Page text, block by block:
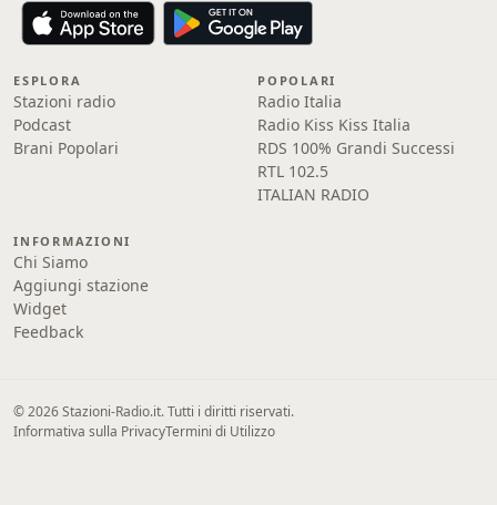
ESPLORA
Stazioni radio
Podcast
Brani Popolari
POPOLARI
Radio Italia
Radio Kiss Kiss Italia
RDS 100% Grandi Successi
RTL 102.5
ITALIAN RADIO
INFORMAZIONI
Chi Siamo
Aggiungi stazione
Widget
Feedback
© 2026 Stazioni-Radio.it. Tutti i diritti riservati.
Informativa sulla PrivacyTermini di Utilizzo